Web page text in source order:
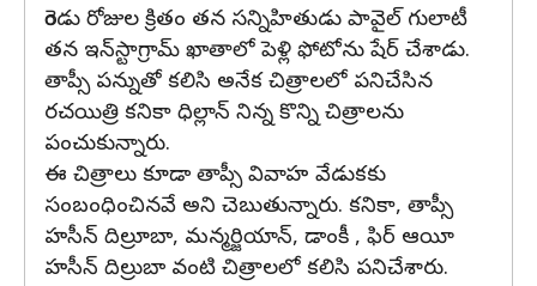
రెండు రోజుల క్రితం తన సన్నిహితుడు పావైల్ గులాటీ
తన ఇన్‌స్టాగ్రామ్ ఖాతాలో పెళ్లి ఫోటోను షేర్ చేశాడు.
తాప్సీ పన్నుతో కలిసి అనేక చిత్రాలలో పనిచేసిన
రచయిత్రి కనికా ధిల్లాన్ నిన్న కొన్ని చిత్రాలను
పంచుకున్నారు.
ఈ చిత్రాలు కూడా తాప్సీ వివాహ వేడుకకు
సంబంధించినవే అని చెబుతున్నారు. కనికా, తాప్సీ
హసీన్ దిల్రూబా, మన్మర్జియాన్, డాంకీ , ఫిర్ ఆయీ
హసీన్ దిల్రుబా వంటి చిత్రాలలో కలిసి పనిచేశారు.